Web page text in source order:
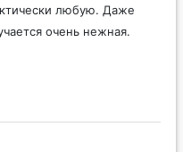
любую. Даже
очень нежная.